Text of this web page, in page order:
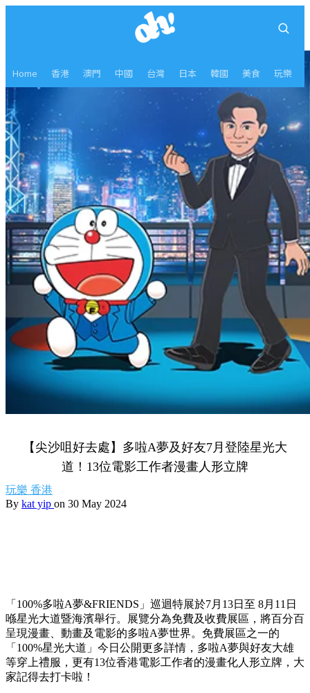
Home 香港 澳門 中國 台灣 日本 韓國 美食 玩樂
【尖沙咀好去處】多啦A夢及好友7月登陸星光大
道！13位電影工作者漫畫人形立牌
玩樂 香港
By kat yip on 30 May 2024
「100%多啦A夢&FRIENDS」巡迴特展於7月13日至 8月11日
喺星光大道暨海濱舉行。展覽分為免費及收費展區，將百分百
呈現漫畫、動畫及電影的多啦A夢世界。免費展區之一的
「100%星光大道」今日公開更多詳情，多啦A夢與好友大雄
等穿上禮服，更有13位香港電影工作者的漫畫化人形立牌，大
家記得去打卡啦！